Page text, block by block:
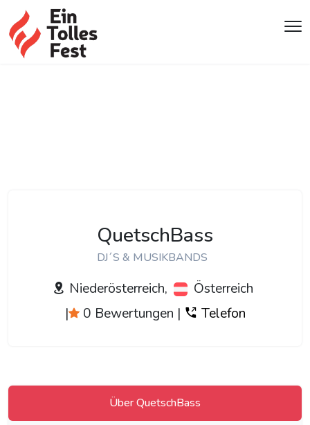
QuetschBass
DJ´S & MUSIKBANDS
Niederösterreich,
Österreich
|
0 Bewertungen | Telefon
Über QuetschBass